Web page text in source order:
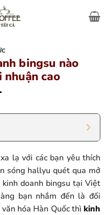
bingsu nào
cao
lạ với các bạn yêu thích
sóng hallyu quét qua mở
doanh bingsu tại Việt
bạn nhắm đến là đối
hóa Hàn Quốc thì kinh